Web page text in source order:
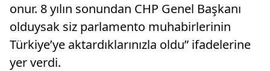
onur. 8 yılın sonundan CHP Genel Başkanı
olduysak siz parlamento muhabirlerinin
Türkiye’ye aktardıklarınızla oldu” ifadelerine
yer verdi.